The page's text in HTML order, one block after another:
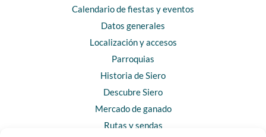
Calendario de fiestas y eventos
Datos generales
Localización y accesos
Parroquias
Historia de Siero
Descubre Siero
Mercado de ganado
Rutas y sendas